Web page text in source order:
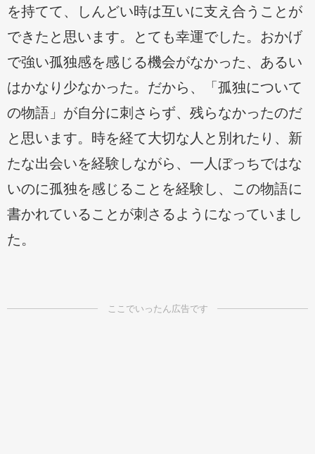
を持てて、しんどい時は互いに支え合うことが
できたと思います。とても幸運でした。おかげ
で強い孤独感を感じる機会がなかった、あるい
はかなり少なかった。だから、「孤独について
の物語」が自分に刺さらず、残らなかったのだ
と思います。時を経て大切な人と別れたり、新
たな出会いを経験しながら、一人ぼっちではな
いのに孤独を感じることを経験し、この物語に
書かれていることが刺さるようになっていまし
た。